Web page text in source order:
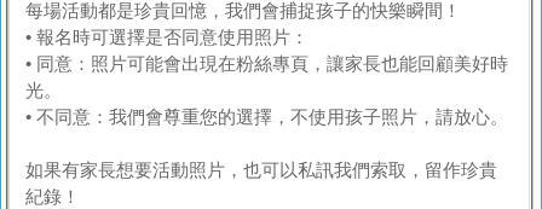
每場活動都是珍貴回憶，我們會捕捉孩子的快樂瞬間！
• 報名時可選擇是否同意使用照片：
• 同意：照片可能會出現在粉絲專頁，讓家長也能回顧美好時
光。
• 不同意：我們會尊重您的選擇，不使用孩子照片，請放心。
如果有家長想要活動照片，也可以私訊我們索取，留作珍貴
紀錄！